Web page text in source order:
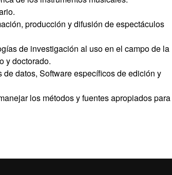
producción y difusión de espectáculos
de investigación al uso en el campo de la
y doctorado.
datos, Software específicos de edición y
los métodos y fuentes apropiados para